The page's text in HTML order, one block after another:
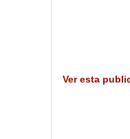
Ver esta